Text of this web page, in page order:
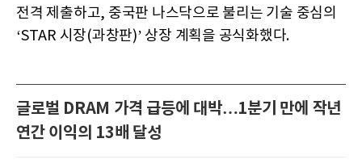
전격 제출하고, 중국판 나스닥으로 불리는 기술 중심의
‘STAR 시장(과창판)’ 상장 계획을 공식화했다.
글로벌 DRAM 가격 급등에 대박…1분기 만에 작년
연간 이익의 13배 달성